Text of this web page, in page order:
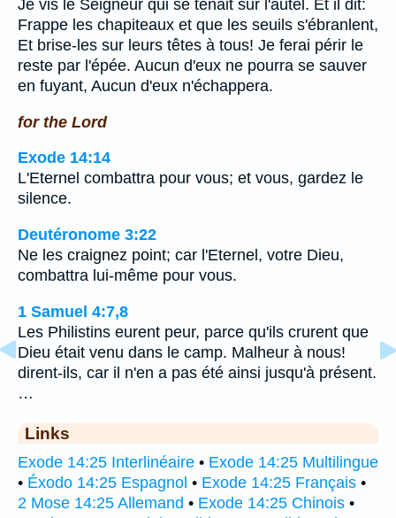
Je vis le Seigneur qui se tenait sur l'autel. Et il dit:
Frappe les chapiteaux et que les seuils s'ébranlent,
Et brise-les sur leurs têtes à tous! Je ferai périr le
reste par l'épée. Aucun d'eux ne pourra se sauver
en fuyant, Aucun d'eux n'échappera.
for the Lord
Exode 14:14
L'Eternel combattra pour vous; et vous, gardez le
silence.
Deutéronome 3:22
Ne les craignez point; car l'Eternel, votre Dieu,
combattra lui-même pour vous.
1 Samuel 4:7,8
Les Philistins eurent peur, parce qu'ils crurent que
Dieu était venu dans le camp. Malheur à nous!
dirent-ils, car il n'en a pas été ainsi jusqu'à présent.
…
Links
Exode 14:25 Interlinéaire • Exode 14:25 Multilingue
• Éxodo 14:25 Espagnol • Exode 14:25 Français •
2 Mose 14:25 Allemand • Exode 14:25 Chinois •